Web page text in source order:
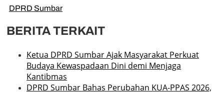
DPRD Sumbar
BERITA TERKAIT
Ketua DPRD Sumbar Ajak Masyarakat Perkuat
Budaya Kewaspadaan Dini demi Menjaga
Kantibmas
DPRD Sumbar Bahas Perubahan KUA-PPAS 2026,